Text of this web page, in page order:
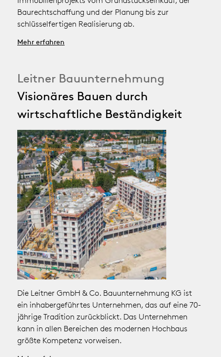
Baurechtschaffung und der Planung bis zur
schlüsselfertigen Realisierung ab.
Mehr erfahren
Leitner Bauunternehmung
Visionäres Bauen durch
wirtschaftliche Beständigkeit
Die Leitner GmbH & Co. Bauunternehmung KG ist
ein inhabergeführtes Unternehmen, das auf eine 70-
jährige Tradition zurückblickt. Das Unternehmen
kann in allen Bereichen des modernen Hochbaus
größte Kompetenz vorweisen.